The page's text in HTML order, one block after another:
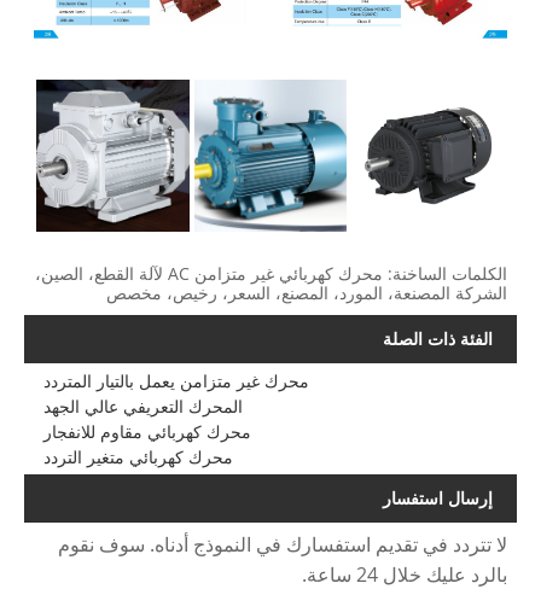
الكلمات الساخنة: محرك كهربائي غير متزامن AC لآلة القطع، الصين،
الشركة المصنعة، المورد، المصنع، السعر، رخيص، مخصص
الفئة ذات الصلة
محرك غير متزامن يعمل بالتيار المتردد
المحرك التعريفي عالي الجهد
محرك كهربائي مقاوم للانفجار
محرك كهربائي متغير التردد
إرسال استفسار
لا تتردد في تقديم استفسارك في النموذج أدناه. سوف نقوم
بالرد عليك خلال 24 ساعة.